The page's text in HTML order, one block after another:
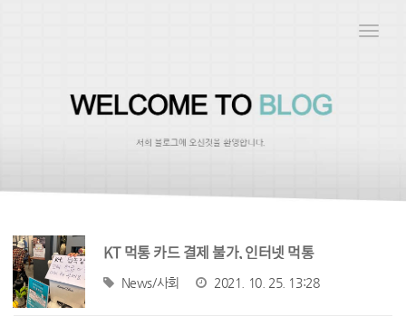
Toggle
KT 먹통 카드 결제 불가, 인터넷 먹통
News/사회 2021. 10. 25. 13:28